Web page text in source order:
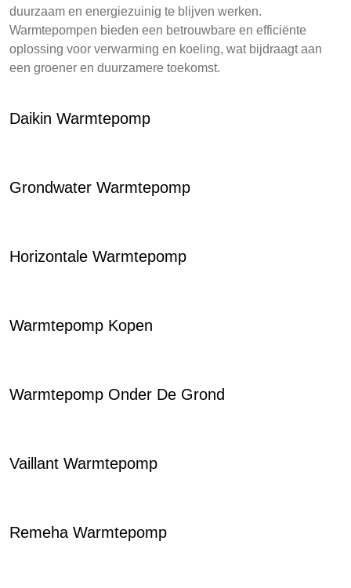
duurzaam en energiezuinig te blijven werken.
Warmtepompen bieden een betrouwbare en efficiënte
oplossing voor verwarming en koeling, wat bijdraagt aan
een groener en duurzamere toekomst.
Daikin Warmtepomp
Grondwater Warmtepomp
Horizontale Warmtepomp
Warmtepomp Kopen
Warmtepomp Onder De Grond
Vaillant Warmtepomp
Remeha Warmtepomp